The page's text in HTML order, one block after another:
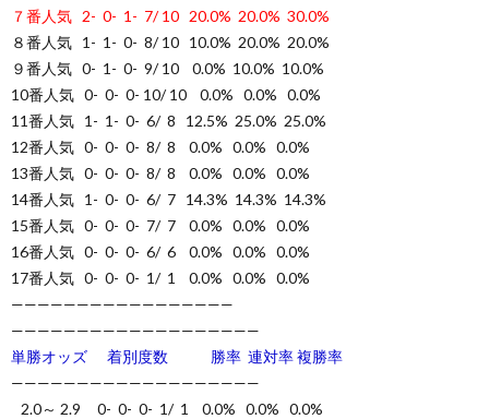
７番人気 2- 0- 1- 7/ 10 20.0% 20.0% 30.0%
８番人気 1- 1- 0- 8/ 10 10.0% 20.0% 20.0%
９番人気 0- 1- 0- 9/ 10 0.0% 10.0% 10.0%
10番人気 0- 0- 0- 10/ 10 0.0% 0.0% 0.0%
11番人気 1- 1- 0- 6/ 8 12.5% 25.0% 25.0%
12番人気 0- 0- 0- 8/ 8 0.0% 0.0% 0.0%
13番人気 0- 0- 0- 8/ 8 0.0% 0.0% 0.0%
14番人気 1- 0- 0- 6/ 7 14.3% 14.3% 14.3%
15番人気 0- 0- 0- 7/ 7 0.0% 0.0% 0.0%
16番人気 0- 0- 0- 6/ 6 0.0% 0.0% 0.0%
17番人気 0- 0- 0- 1/ 1 0.0% 0.0% 0.0%
—————————————————
———————————————————
単勝オッズ 着別度数 勝率 連対率 複勝率
———————————————————
2.0～ 2.9 0- 0- 0- 1/ 1 0.0% 0.0% 0.0%